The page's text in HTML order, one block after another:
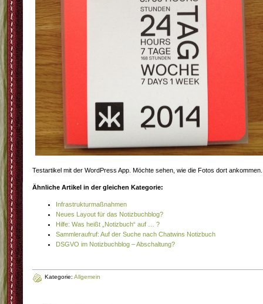
Testartikel mit der WordPress App. Möchte sehen, wie die Fotos dort ankommen.
Ähnliche Artikel in der gleichen Kategorie:
Infrastrukturmaßnahmen
Neues Layout für das Notizbuchblog?
Hilfe: Was heißt „Notizbuch“ auf … ?
Sammleraufruf: Auf der Suche nach Chatwins Notizbuch
DSGVO im Notizbuchblog – Abschaltung?
Kategorie: Allgemein